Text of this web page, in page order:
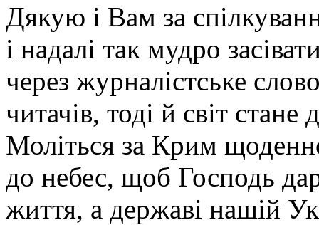
Дякую і Вам за
і надалі так мудро
через журналістське
читачів, тоді й світ
Моліться за Крим
до небес, щоб Господь
життя, а державі нашій